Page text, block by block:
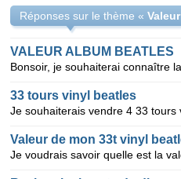
Réponses sur le thème «
VALEUR ALBUM BEATLES
33 tours vinyl beatles
Valeur de mon 33t vinyl